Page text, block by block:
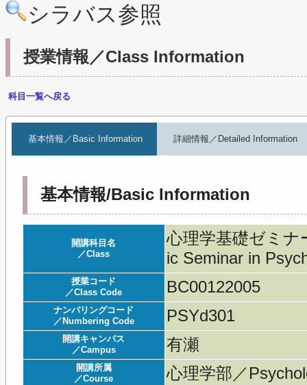
シラバス参照
授業情報／Class Information
科目一覧へ戻る
基本情報／Basic Information 詳細情報／Detailed Information
基本情報/Basic Information
開講科目名
／Class
心理学基礎ゼミナ
ic Seminar in
授業コード
／Class Code
BC00122005
ナンバリングコード
／Numbering Code
PSYd301
開講キャンパス
／Campus
有瀬
開講所属
／Course
心理学部／